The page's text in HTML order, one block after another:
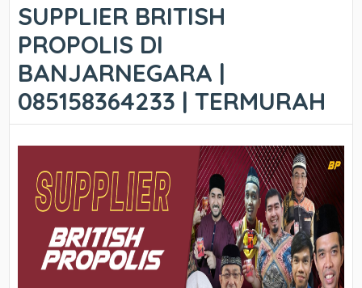
SUPPLIER BRITISH
PROPOLIS DI
BANJARNEGARA |
085158364233 | TERMURAH